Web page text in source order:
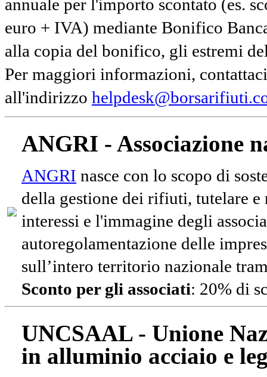
annuale per l'importo scontato (es.
euro + IVA) mediante Bonifico
alla copia del bonifico, gli estremi
Per maggiori informazioni,
all'indirizzo
ANGRI - Associazione
ANGRI nasce con lo scopo di
della gestione dei rifiuti, tutelare e
interessi e l'immagine degli
autoregolamentazione delle
sull’intero territorio nazionale
Sconto per gli associati: 20% di
UNCSAAL - Unione
in alluminio acciaio e